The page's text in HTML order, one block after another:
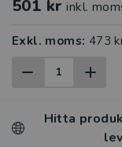
501 kr inkl.
Exkl. moms: 473
Hitta